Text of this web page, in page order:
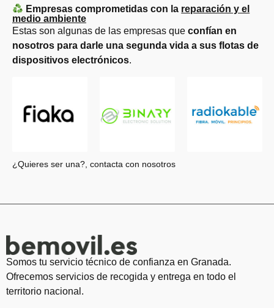
Empresas comprometidas con la reparación y el
medio ambiente
Estas son algunas de las empresas que confían en
nosotros para darle una segunda vida a sus flotas de
dispositivos electrónicos.
¿Quieres ser una?, contacta con nosotros
Somos tu servicio técnico de confianza en Granada.
Ofrecemos servicios de recogida y entrega en todo el
territorio nacional.